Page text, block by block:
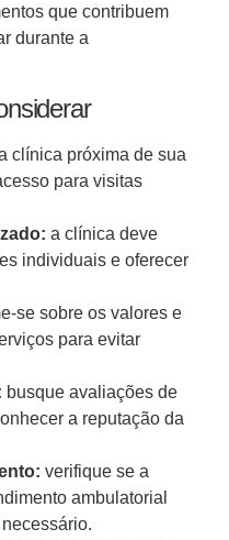
que contribuem
durante a
clínica próxima de sua
para visitas
a clínica deve
individuais e oferecer
se sobre os valores e
para evitar
busque avaliações de
a reputação da
verifique se a
ambulatorial